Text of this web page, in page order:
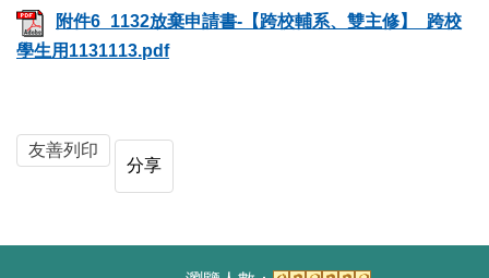
附件6_1132放棄申請書-【跨校輔系、雙主修】_跨校
學生用1131113.pdf
友善列印
分享